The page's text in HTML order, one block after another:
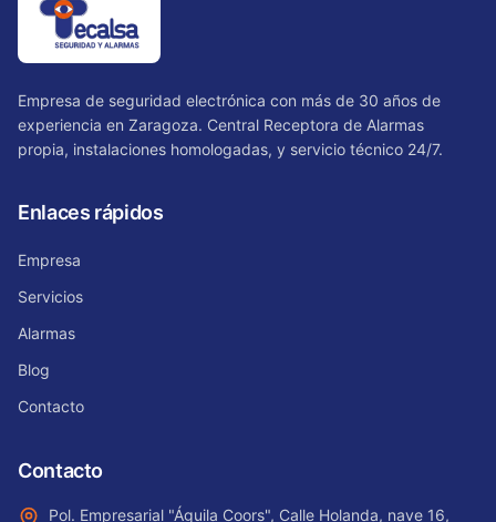
Empresa de seguridad electrónica con más de 30 años de
experiencia en Zaragoza. Central Receptora de Alarmas
propia, instalaciones homologadas, y servicio técnico 24/7.
Enlaces rápidos
Empresa
Servicios
Alarmas
Blog
Contacto
Contacto
Pol. Empresarial "Águila Coors", Calle Holanda, nave 16,